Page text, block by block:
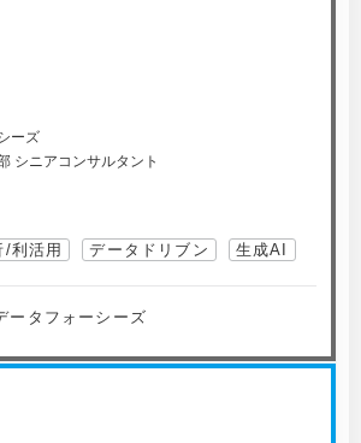
ーズ
シニアコンサルタント
利活用 データドリブン 生成AI
ータフォーシーズ